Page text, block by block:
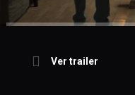
Ver trailer